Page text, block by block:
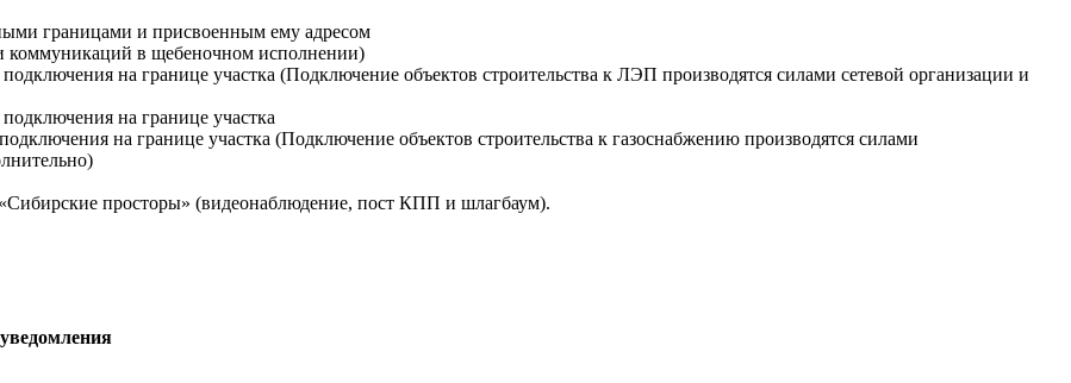
границами и присвоенным ему адресом
коммуникаций в щебеночном исполнении)
на границе участка (Подключение объектов строительства к ЛЭП производятся силами сетевой организации и
на границе участка
на границе участка (Подключение объектов строительства к газоснабжению производятся силами
просторы» (видеонаблюдение, пост КПП и шлагбаум).